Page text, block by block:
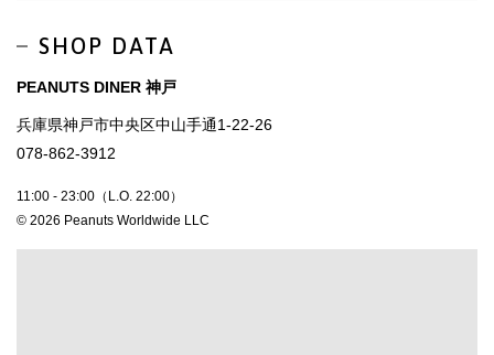
SHOP DATA
PEANUTS DINER 神戸
兵庫県神戸市中央区中山手通1-22-26
078-862-3912
11:00 - 23:00（L.O. 22:00）
© 2026 Peanuts Worldwide LLC